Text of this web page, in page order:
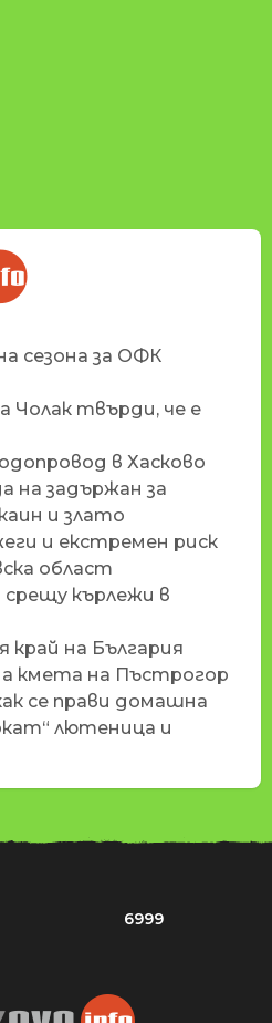
сезона за ОФК
Чолак твърди, че е
в Хасково
на задържан за
и злато
и екстремен риск
област
кърлежи в
край на България
кмета на Пъстрогор
се прави домашна
лютеница и
6999